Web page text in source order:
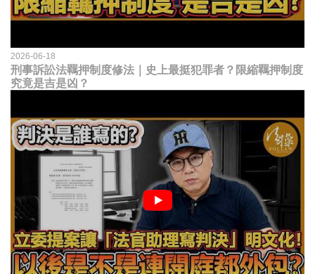
2026-06-18
刑事訴訟法羈押制度修法｜史上最挺犯罪者？限縮羈押制度
究竟是吉是凶？